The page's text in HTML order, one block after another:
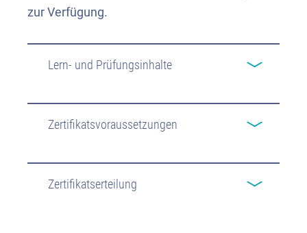
zur Verfügung.
Lern- und Prüfungsinhalte
Zertifikatsvoraussetzungen
Zertifikatserteilung